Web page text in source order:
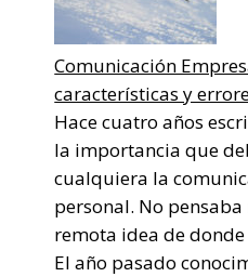
Comunicación
características y
Hace cuatro años
la importancia que
cualquiera la
personal. No
remota idea de
El año pasado